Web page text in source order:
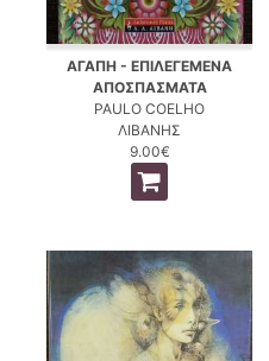
ΑΓΑΠΗ - ΕΠΙΛΕΓΕΜΕΝΑ
ΑΠΟΣΠΑΣΜΑΤΑ
PAULO COELHO
ΛΙΒΑΝΗΣ
9.00€